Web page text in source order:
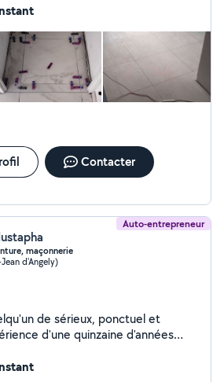
Contacter
Auto-entrepreneur
maçonnerie
d'Angely)
de sérieux, ponctuel et
d'une quinzaine d'années
les travaux de( peinture,